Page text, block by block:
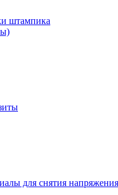
штампика
для снятия